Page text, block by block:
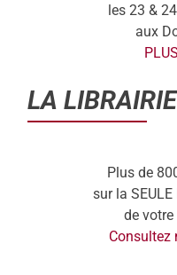
les 23 &
aux
LA
Plus de
sur la
de
Consultez